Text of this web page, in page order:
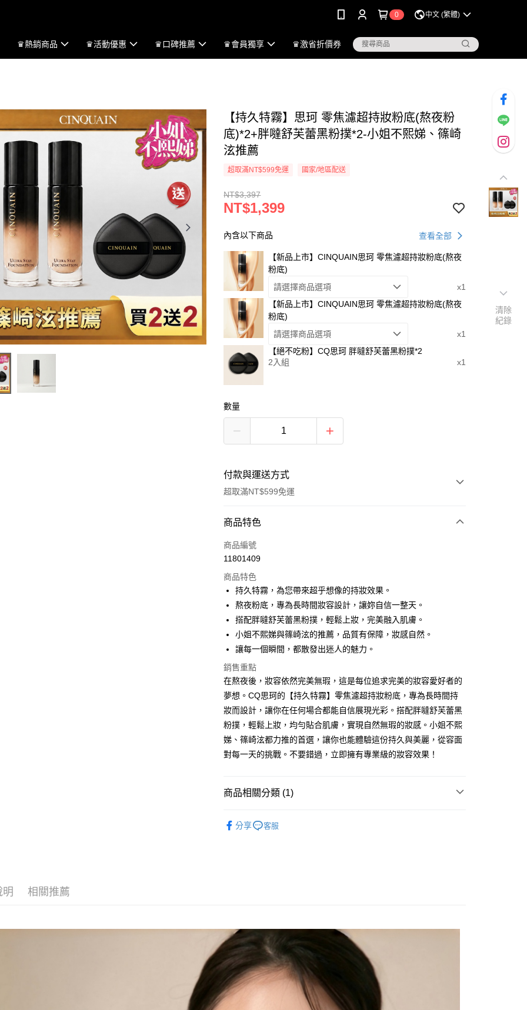
0 中文 (繁體)
♛熱銷商品 ♛活動優惠 ♛口碑推薦 ♛會員獨享 ♛激省折價券
【持久特霧】思珂 零焦濾超持妝粉底(熬夜粉
底)*2+胖噠舒芙蕾黑粉撲*2-小姐不熙娣、篠崎
泫推薦
超取滿NT$599免運 國家/地區配送
NT$3,397
NT$1,399
內含以下商品 查看全部
【新品上市】CINQUAIN思珂 零焦濾超持妝粉底(熬夜
粉底)
請選擇商品選項
x1
【新品上市】CINQUAIN思珂 零焦濾超持妝粉底(熬夜
粉底)
請選擇商品選項
x1
【絕不吃粉】CQ思珂 胖噠舒芙蕾黑粉撲*2
2入組
x1
數量
付款與運送方式
超取滿NT$599免運
付款方式
信用卡一次付款
LINE Pay
Apple Pay
街口支付
悠遊付
ATM付款
運送方式
全家取貨付款
每筆NT$85，滿NT$599(含以上)免運費
每筆NT$85，滿NT$599(含以上)免運費
每筆NT$85，滿NT$799(含以上)免運費
商品特色
商品編號
11801409
商品特色
持久特霧，為您帶來超乎想像的持妝效果。
熬夜粉底，專為長時間妝容設計，讓妳自信一整天。
搭配胖噠舒芙蕾黑粉撲，輕鬆上妝，完美融入肌膚。
小姐不熙娣與篠崎泫的推薦，品質有保障，妝感自然。
讓每一個瞬間，都散發出迷人的魅力。
銷售重點
在熬夜後，妝容依然完美無瑕，這是每位追求完美的妝容愛好者的
夢想。CQ思珂的【持久特霧】零焦濾超持妝粉底，專為長時間持
妝而設計，讓你在任何場合都能自信展現光彩。搭配胖噠舒芙蕾黑
粉撲，輕鬆上妝，均勻貼合肌膚，實現自然無瑕的妝感。小姐不熙
娣、篠崎泫都力推的首選，讓你也能體驗這份持久與美麗，從容面
對每一天的挑戰。不要錯過，立即擁有專業級的妝容效果！
商品相關分類 (1)
分享
客服
明 相關推薦
清除
紀錄